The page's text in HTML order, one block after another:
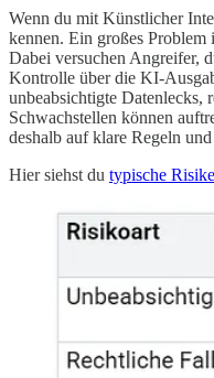
Wenn du mit Künstlicher
kennen. Ein großes Problem
Dabei versuchen Angreifer,
Kontrolle über die KI-
unbeabsichtigte Datenlecks,
Schwachstellen können
deshalb auf klare Regeln
Hier siehst du typische